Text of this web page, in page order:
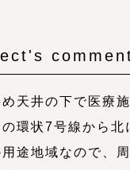
天井の下で医療
環状7号線から
途地域なので、